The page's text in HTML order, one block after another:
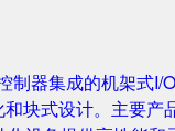
制器集成的机架式I/
块式设计。主要